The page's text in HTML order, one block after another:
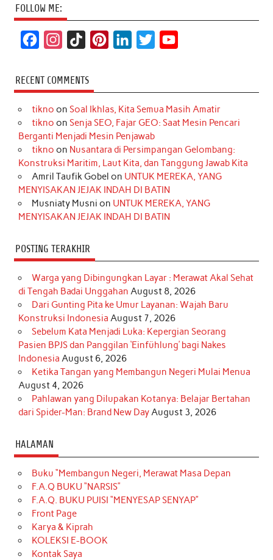
FOLLOW ME:
c
e
b
o
k
s
t
a
r
a
m
k
T
o
k
t
e
r
e
s
t
k
e
d
I
n
t
t
r
T
u
e
RECENT COMMENTS
tikno on Soal Ikhlas, Kita Semua Masih Amatir
tikno on Senja SEO, Fajar GEO: Saat Mesin Pencari
Berganti Menjadi Mesin Penjawab
tikno on Nusantara di Persimpangan Gelombang:
Konstruksi Maritim, Laut Kita, dan Tanggung Jawab Kita
Amril Taufik Gobel on UNTUK MEREKA, YANG
MENYISAKAN JEJAK INDAH DI BATIN
Musniaty Musni on UNTUK MEREKA, YANG
MENYISAKAN JEJAK INDAH DI BATIN
POSTING TERAKHIR
Warga yang Dibingungkan Layar : Merawat Akal Sehat
di Tengah Badai Unggahan August 8, 2026
Dari Gunting Pita ke Umur Layanan: Wajah Baru
Konstruksi Indonesia August 7, 2026
Sebelum Kata Menjadi Luka: Kepergian Seorang
Pasien BPJS dan Panggilan ‘Einfühlung’ bagi Nakes
Indonesia August 6, 2026
Ketika Tangan yang Membangun Negeri Mulai Menua
August 4, 2026
Pahlawan yang Dilupakan Kotanya: Belajar Bertahan
dari Spider-Man: Brand New DayAugust 3, 2026
HALAMAN
Buku “Membangun Negeri, Merawat Masa Depan
F.A.Q BUKU “NARSIS”
F.A.Q. BUKU PUISI “MENYESAP SENYAP”
Front Page
Karya & Kiprah
KOLEKSI E-BOOK
Kontak Saya